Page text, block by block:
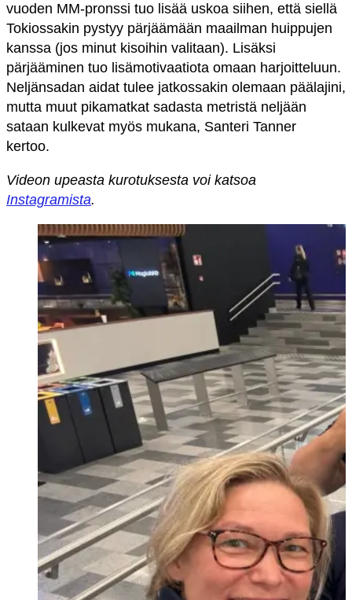
vuoden MM-pronssi tuo lisää uskoa siihen, että siellä
Tokiossakin pystyy pärjäämään maailman huippujen
kanssa (jos minut kisoihin valitaan). Lisäksi
pärjääminen tuo lisämotivaatiota omaan harjoitteluun.
Neljänsadan aidat tulee jatkossakin olemaan päälajini,
mutta muut pikamatkat sadasta metristä neljään
sataan kulkevat myös mukana, Santeri Tanner
kertoo.
Videon upeasta kurotuksesta voi katsoa
Instagramista.